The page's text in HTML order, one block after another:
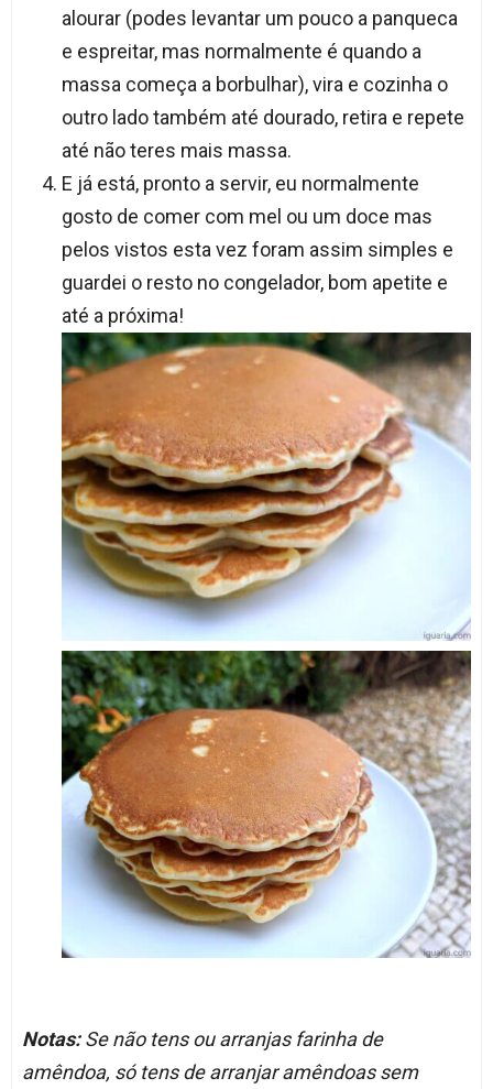
alourar (podes levantar um pouco a panqueca
e espreitar, mas normalmente é quando a
massa começa a borbulhar), vira e cozinha o
outro lado também até dourado, retira e repete
até não teres mais massa.
E já está, pronto a servir, eu normalmente
gosto de comer com mel ou um doce mas
pelos vistos esta vez foram assim simples e
guardei o resto no congelador, bom apetite e
até a próxima!
Notas:Se não tens ou arranjas farinha de
amêndoa, só tens de arranjar amêndoas sem